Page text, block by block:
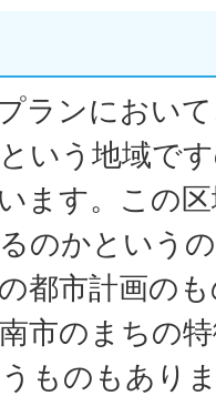
ランにおい
いう地域で
ます。この
のかという
都市計画の
市のまちの
ものもあり